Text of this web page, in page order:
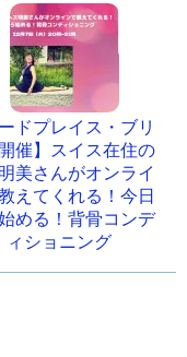
ードプレイス・ブリ
催】スイス在住の
美さんがオンライ
えてくれる！今日
める！背骨コンデ
ィショニング